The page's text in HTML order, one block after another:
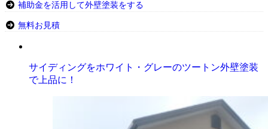
補助金を活用して外壁塗装をする
無料お見積
サイディングをホワイト・グレーのツートン外壁塗装
で上品に！